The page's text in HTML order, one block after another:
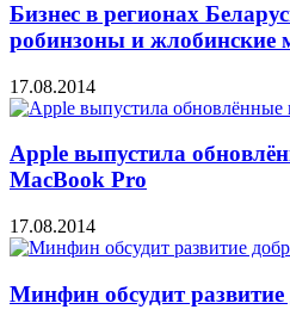
Бизнес в регионах
робинзоны и жлобинские
17.08.2014
Apple выпустила
MacBook Pro
17.08.2014
Минфин обсудит